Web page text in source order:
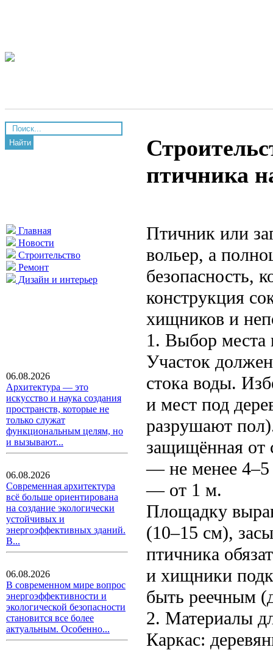
Найти
Главная
Новости
Строительство
Ремонт
Дизайн и интерьер
06.08.2026
Архитектура — это
искусство и наука создания
пространств, которые не
только служат
функциональным целям, но
и вызывают...
06.08.2026
Современная архитектура
всё больше ориентирована
на создание экологически
устойчивых и
энергоэффективных зданий.
В...
06.08.2026
В современном мире вопрос
энергоэффективности и
экологической безопасности
становится все более
актуальным. Особенно...
птичника
Птичник или
вольер, а
безопасность,
конструкция
хищников и
1. Выбор места
Участок
стока воды.
и мест под
разрушают
защищённая от
— не менее 4–5
— от 1 м.
Площадку
(10–15 см),
птичника
и хищники
быть реечным
2. Материалы
Каркас: